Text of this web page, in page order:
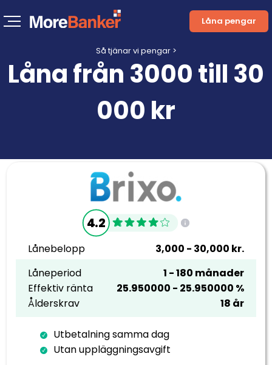
Låna pengar
Så tjänar vi pengar >
Låna från 3000 till 30
000 kr
4.2
Lånebelopp
3,000 - 30,000 kr.
Låneperiod
1 - 180 månader
Effektiv ränta
25.950000 - 25.950000 %
Ålderskrav
18 år
Utbetalning samma dag
Utan uppläggningsavgift